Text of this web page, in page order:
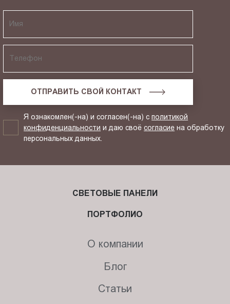
ОТПРАВИТЬ СВОЙ КОНТАКТ
Я ознакомлен(-на) и согласен(-на) сполитикой
конфиденциальности и даю своёсогласие на обработку
персональных данных.
СВЕТОВЫЕ ПАНЕЛИ
ПОРТФОЛИО
О компании
Блог
Статьи